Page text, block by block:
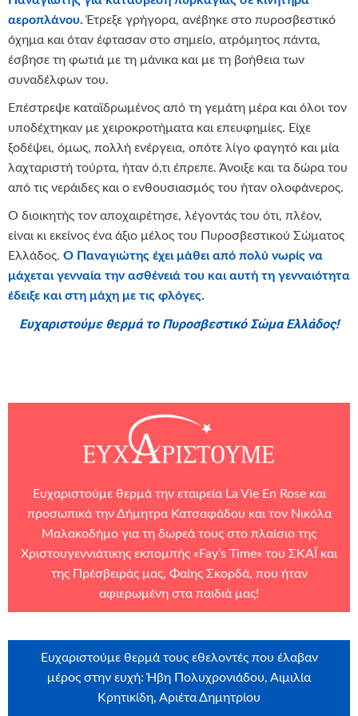
αεροπλάνου. Έτρεξε γρήγορα, ανέβηκε στο πυροσβεστικό
όχημα και όταν έφτασαν στο σημείο, ατρόμητος πάντα,
έσβησε τη φωτιά με τη μάνικα και με τη βοήθεια των
συναδέλφων του.
Επέστρεψε καταϊδρωμένος από τη γεμάτη μέρα και όλοι τον
υποδέχτηκαν με χειροκροτήματα και επευφημίες. Είχε
ξοδέψει, όμως, πολλή ενέργεια, οπότε λίγο φαγητό και μία
λαχταριστή τούρτα, ήταν ό,τι έπρεπε. Άνοιξε και τα δώρα του
από τις νεράιδες και ο ενθουσιασμός του ήταν ολοφάνερος.
Ο διοικητής τον αποχαιρέτησε, λέγοντάς του ότι, πλέον,
είναι κι εκείνος ένα άξιο μέλος του Πυροσβεστικού Σώματος
Ελλάδος. Ο Παναγιώτης έχει μάθει από πολύ νωρίς να
μάχεται γενναία την ασθένειά του και αυτή τη γενναιότητα
έδειξε και στη μάχη με τις φλόγες.
Ευχαριστούμε θερμά το Πυροσβεστικό Σώμα Ελλάδος!
Ευχαριστούμε θερμά την εταιρεία La Vie En Roseκαι
προσωπικά την Δήμητρα Κατσαφάδου και τον Νικόλα
Μαλακοδήμο για τη δωρεά τους στο πλαίσιο της
Χριστουγεννιάτικης εκπομπής «Fay’s Time» του ΣΚΑΪ και
της Πρέσβειράς μας, Φαίης Σκορδά, που ήταν
αφιερωμένη στα παιδιά μας!
Ευχαριστούμε θερμά τους εθελοντές που έλαβαν
μέρος στην ευχή: Ήβη Πολυχρονιάδου, Αιμιλία
Κρητικίδη, Αριέτα Δημητρίου